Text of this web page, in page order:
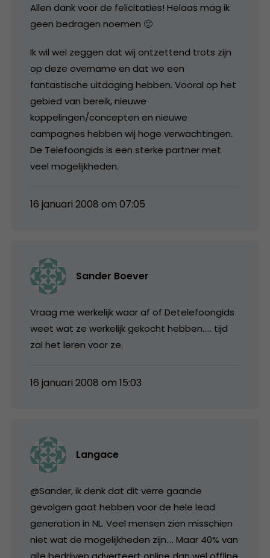
Allen dank voor de felicitaties! Helaas mag ik
geen bedragen noemen 🙂
Ik wil wel zeggen dat wij ontzettend trots zijn
op deze overname en dat we een
fantastische uitdaging hebben. Vooral op het
gebied van bereik, nieuwe
koppelingen/concepten en nieuwe
campagnes hebben wij hoge verwachtingen.
De Telefoongids is een sterke partner met
veel mogelijkheden.
16 januari 2008 om 07:05
Sander Boever
Vraag me werkelijk waar af of Detelefoongids
weet wat ze werkelijk gekocht hebben….. tijd
zal het leren voor ze.
16 januari 2008 om 15:03
Langace
@Sander, ik denk dat dit verre gaande
gevolgen gaat hebben voor de hele lead
generation in NL. Veel mensen zien misschien
niet wat de mogelijkheden zijn…. Maar 40% van